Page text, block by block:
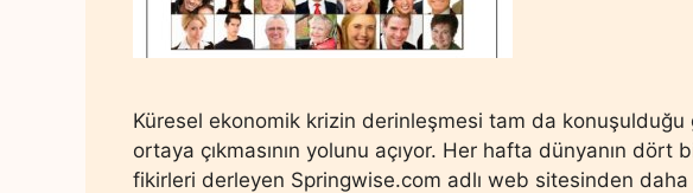
Küresel ekonomik krizin derinleşmesi tam da
ortaya çıkmasının yolunu açıyor. Her hafta dünyanın dört
fikirleri derleyen Springwise.com adlı web sitesinden